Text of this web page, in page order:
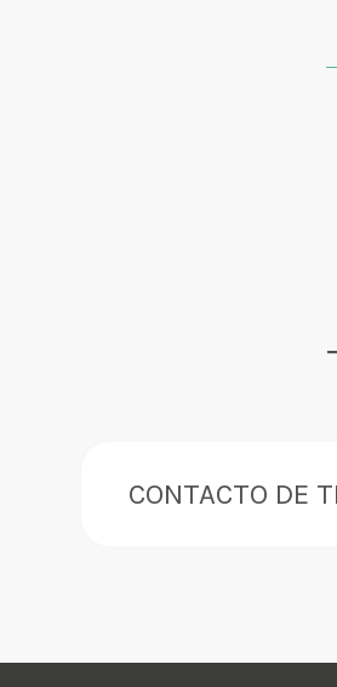
CONTACTO DE